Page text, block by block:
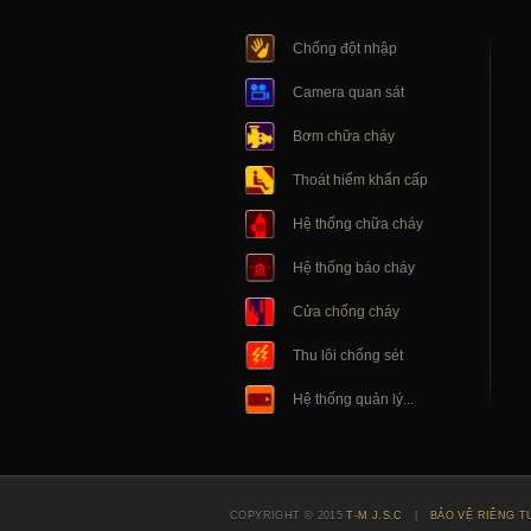
Chống đột nhập
Camera quan sát
Bơm chữa cháy
Thoát hiểm khẩn cấp
Hệ thống chữa cháy
Hệ thống báo cháy
Cửa chống cháy
Thu lôi chống sét
Hệ thống quản lý...
COPYRIGHT © 2015T-M J.S.C BẢO VỆ RIÊNG